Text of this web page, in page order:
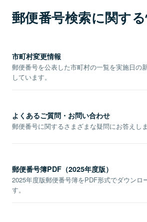
郵便番号検索に関す
市町村変更情報
郵便番号を公表した市町村の一覧を実施日の
しています。
よくあるご質問・お問い合わせ
郵便番号に関するさまざまな疑問にお答えしま
郵便番号簿PDF（2025年度版）
2025年度版郵便番号簿をPDF形式でダウンロ
す。